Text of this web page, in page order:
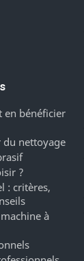
en bénéficier
du nettoyage
?
: critères,
à